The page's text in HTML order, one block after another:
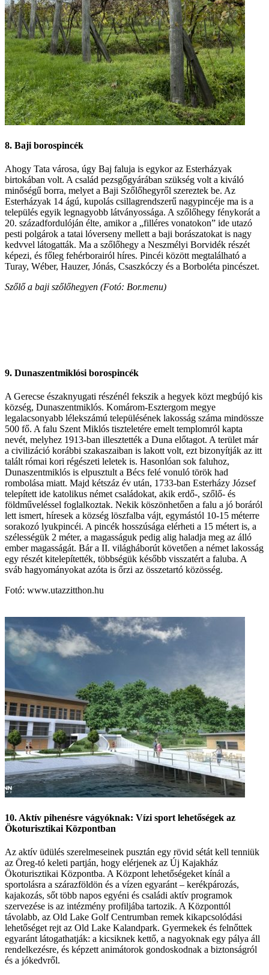
8. Baji borospincék
Ahogy Tata városa, úgy Baj faluja is egykor az Esterházyak
birtokában volt. A család pezsgőgyárában szükség volt a kiváló
minőségű borra, melyet a Baji Szőlőhegyről szereztek be. Az
Esterházyak 14 ágú, kupolás csillagrendszerű nagypincéje ma is a
település egyik legnagyobb látványossága. A szőlőhegy fénykorát a
20. századfordulóján élte, amikor a „filléres vonatokon” ide utazó
pesti polgárok a tatai lóverseny mellett a baji borászatokat is nagy
kedvvel látogatták. Ma a szőlőhegy a Neszmélyi Borvidék részét
képezi, és főleg fehérborairól híres. Pincéi között megtalálható a
Turay, Wéber, Hauzer, Jónás, Csaszkóczy és a Borboléta pincészet.
Szőlő a baji szőlőhegyen (Fotó: Bor.menu)
9. Dunaszentmiklósi borospincék
A Gerecse északnyugati részénél fekszik a hegyek közt megbújó kis
község, Dunaszentmiklós. Komárom-Esztergom megye
legalacsonyabb lélekszámú településének lakosság száma mindössze
500 fő. A falu Szent Miklós tiszteletére emelt templomról kapta
nevét, melyhez 1913-ban illesztették a Duna előtagot. A terület már
a civilizáció korábbi szakaszaiban is lakott volt, ezt bizonyítják az itt
talált római kori régészeti leletek is. Hasonlóan sok faluhoz,
Dunaszentmiklós is elpusztult a Bécs felé vonuló török had
rombolása miatt. Majd kétszáz év után, 1733-ban Esterházy József
telepített ide katolikus német családokat, akik erdő-, szőlő- és
földműveléssel foglalkoztak. Nekik köszönhetően a falu a jó boráról
lett ismert, híresek a község löszfalba vájt, egymástól 10-15 méterre
sorakozó lyukpincéi. A pincék hosszúsága elérheti a 15 métert is, a
szélességük 2 méter, a magasságuk pedig alig haladja meg az álló
ember magasságát. Bár a II. világháborút követően a német lakosság
egy részét kitelepítették, többségük később visszatért a faluba. A
sváb hagyományokat azóta is őrzi az összetartó közösség.
Fotó: www.utazzitthon.hu
10. Aktív pihenésre vágyóknak: Vízi sport lehetőségek az
Ökoturisztikai Központban
Az aktív üdülés szerelmeseinek pusztán egy rövid sétát kell tenniük
az Öreg-tó keleti partján, hogy elérjenek az Új Kajakház
Ökoturisztikai Központba. A Központ lehetőségeket kínál a
sportolásra a szárazföldön és a vízen egyaránt – kerékpározás,
kajakozás, sőt több napos egyéni és családi aktív programok
szervezése is az intézmény profiljába tartozik. A Központtól
távolabb, az Old Lake Golf Centrumban remek kikapcsolódási
lehetőséget rejt az Old Lake Kalandpark. Gyermekek és felnőttek
egyaránt látogathatják: a kicsiknek kettő, a nagyoknak egy pálya áll
rendelkezésre, és képzett animátorok gondoskodnak a biztonságról
és a jókedvről.